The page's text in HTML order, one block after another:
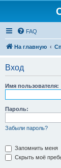
FAQ
На главную
Вход
Имя пользователя:
Пароль:
Забыли пароль?
Запомнить меня
Скрыть моё